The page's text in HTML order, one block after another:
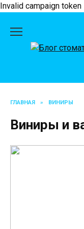
Invalid campaign token
содержанию
ГЛАВНАЯ » ВИНИРЫ
Виниры и